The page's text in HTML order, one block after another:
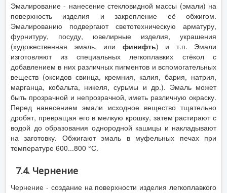
Эмалирование - нанесение стекловидной массы (эмали) на
поверхность изделия и закрепление её обжигом.
Эмалированию подвергают светотехническую арматуру,
фурнитуру, посуду, ювелирные изделия, украшения
(художественная эмаль, или финифть) и т.п. Эмали
изготовляют из специальных легкоплавких стёкол с
добавлением в них различных пигментов и вспомогательных
веществ (оксидов свинца, кремния, калия, бария, натрия,
марганца, кобальта, никеля, сурьмы и др.). Эмаль может
быть прозрачной и непрозрачной, иметь различную окраску.
Перед нанесением эмали исходное вещество тщательно
дробят, превращая его в мелкую крошку, затем растирают с
водой до образования однородной кашицы и накладывают
на заготовку. Обжигают эмаль в муфельных печах при
температуре 600...800 °С.
7.4. Чернение
Чернение - создание на поверхности изделия легкоплавкого